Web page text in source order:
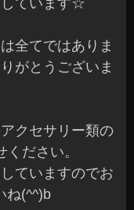
しています☆
全てではありま
がとうございま
クセサリー類の
ださい。
ていますのでお
ね(^^)b